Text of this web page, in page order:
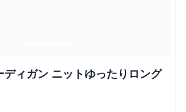
ディガン ニットゆったりロング